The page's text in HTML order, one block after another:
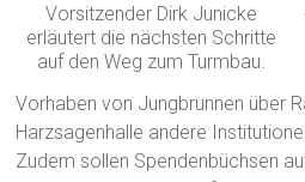
Vorsitzender Dirk Junicke
erläutert die nächsten Schritte
auf den Weg zum Turmbau.
Vorhaben von Jungbrunnen über
Harzsagenhalle andere
Zudem sollen Spendenbüchsen